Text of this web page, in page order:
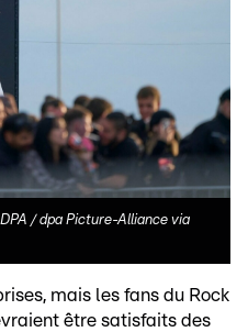
/ dpa Picture-Alliance via
mais les fans du Rock
être satisfaits des